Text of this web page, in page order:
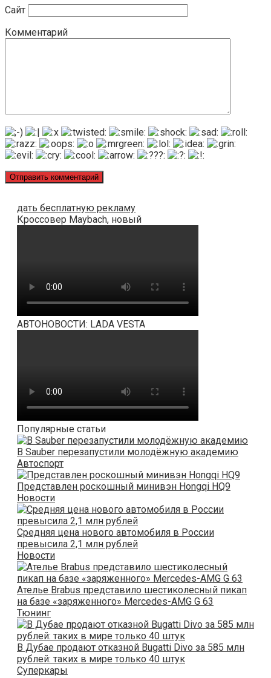
Сайт
Комментарий
дать бесплатную рекламу
Кроссовер Maybach, новый
АВТОНОВОСТИ: LADA VESTA
Популярные статьи
В Sauber перезапустили молодёжную академию
Автоспорт
Представлен роскошный минивэн Hongqi HQ9
Новости
Средняя цена нового автомобиля в России
превысила 2,1 млн рублей
Новости
Ателье Brabus представило шестиколесный пикап
на базе «заряженного» Mercedes-AMG G 63
Тюнинг
В Дубае продают отказной Bugatti Divo за 585 млн
рублей: таких в мире только 40 штук
Суперкары